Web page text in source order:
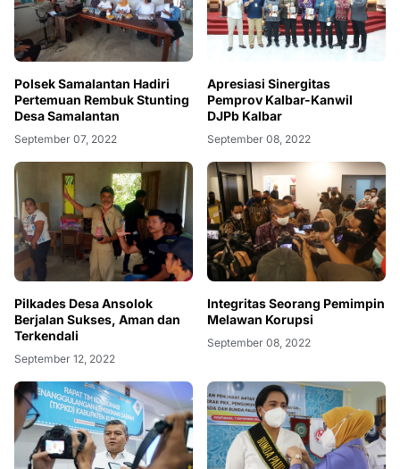
Polsek Samalantan Hadiri
Pertemuan Rembuk Stunting
Desa Samalantan
September 07, 2022
Apresiasi Sinergitas
Pemprov Kalbar-Kanwil
DJPb Kalbar
September 08, 2022
Pilkades Desa Ansolok
Berjalan Sukses, Aman dan
Terkendali
September 12, 2022
Integritas Seorang Pemimpin
Melawan Korupsi
September 08, 2022